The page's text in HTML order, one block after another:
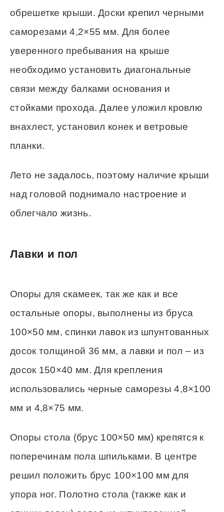
обрешетке крыши. Доски крепил черными
саморезами 4,2×55 мм. Для более
уверенного пребывания на крыше
необходимо установить диагональные
связи между балками основания и
стойками прохода. Далее уложил кровлю
внахлест, установил конек и ветровые
планки.
Лето не задалось, поэтому наличие крыши
над головой поднимало настроение и
облегчало жизнь.
Лавки и пол
Опоры для скамеек, так же как и все
остальные опоры, выполнены из бруса
100×50 мм, спинки лавок из шпунтованных
досок толщиной 36 мм, а лавки и пол – из
досок 150×40 мм. Для крепления
использовались черные саморезы 4,8×100
мм и 4,8×75 мм.
Опоры стола (брус 100×50 мм) крепятся к
поперечинам пола шпильками. В центре
решил положить брус 100×100 мм для
упора ног. Полотно стола (также как и